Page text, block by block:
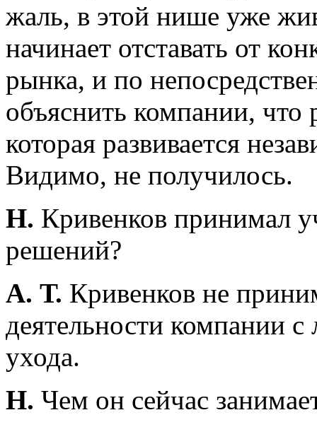
жаль, в этой нише уже
начинает отставать от
рынка, и по
объяснить компании, что
которая развивается
Видимо, не получилось.
Н. Кривенков принимал
решений?
А. Т. Кривенков не
деятельности компании с
ухода.
Н. Чем он сейчас